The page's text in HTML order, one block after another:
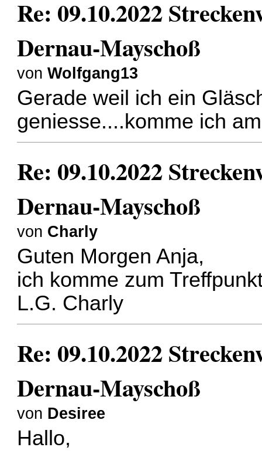
Re: 09.10.2022
Dernau-Mayschoß
vonWolfgang13
Gerade weil ich ein
geniesse....komme ich
Re: 09.10.2022
Dernau-Mayschoß
von Charly
Guten Morgen Anja,
ich komme zum
L.G. Charly
Re: 09.10.2022
Dernau-Mayschoß
von Desiree
Hallo,